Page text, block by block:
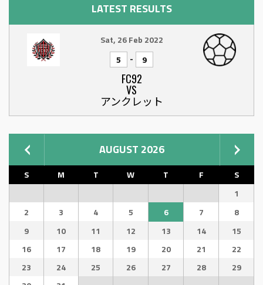
LATEST RESULTS
Sat, 26 Feb 2022
5
- 9
FC92
VS
アンクレット
AUGUST 2026
S M T W T F
S
1
2
3 4 5 6 7
8
9
10 11 12 13 14
15
16
17 18 19 20 21
22
23
24 25 26 27 28
29